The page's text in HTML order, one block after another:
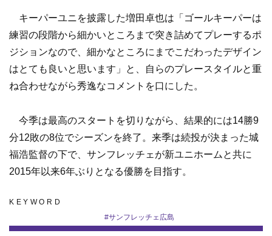
キーパーユニを披露した増田卓也は「ゴールキーパーは
練習の段階から細かいところまで突き詰めてプレーするポ
ジションなので、細かなところにまでこだわったデザイン
はとても良いと思います」と、自らのプレースタイルと重
ね合わせながら秀逸なコメントを口にした。
今季は最高のスタートを切りながら、結果的には14勝9
分12敗の8位でシーズンを終了。来季は続投が決まった城
福浩監督の下で、サンフレッチェが新ユニホームと共に
2015年以来6年ぶりとなる優勝を目指す。
KEYWORD
#サンフレッチェ広島